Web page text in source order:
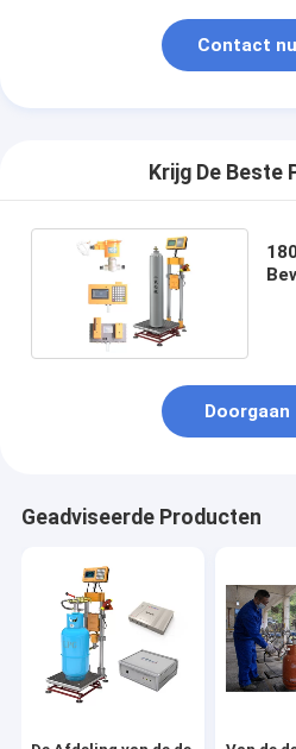
Contact nu
Krijg De Beste
Doorgaan
Geadviseerde Producten